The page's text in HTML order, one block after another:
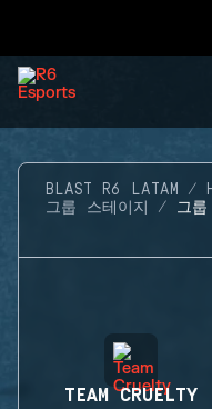
BLAST R6 LATAM
그룹 스테이지
그
TEAM CRUELTY